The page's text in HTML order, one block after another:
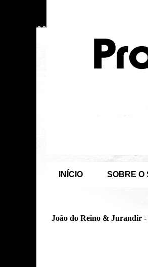
INÍCIO SOBRE O
João do Reino & Jurandir -